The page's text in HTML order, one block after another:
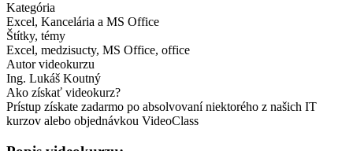
Kategória
Excel, Kancelária a MS Office
Štítky, témy
Excel, medzisucty, MS Office, office
Autor videokurzu
Ing. Lukáš Koutný
Ako získať videokurz?
Prístup získate zadarmo po absolvovaní niektorého z našich IT
kurzov alebo objednávkou VideoClass